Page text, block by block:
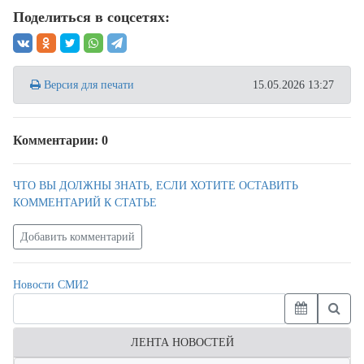
Поделиться в соцсетях:
Версия для печати 15.05.2026 13:27
Комментарии: 0
ЧТО ВЫ ДОЛЖНЫ ЗНАТЬ, ЕСЛИ ХОТИТЕ ОСТАВИТЬ
КОММЕНТАРИЙ К СТАТЬЕ
Добавить комментарий
Новости СМИ2
ЛЕНТА НОВОСТЕЙ